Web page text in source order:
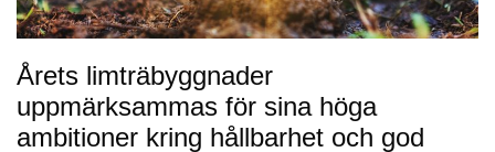
Årets limträbyggnader
uppmärksammas för sina höga
ambitioner kring hållbarhet och god